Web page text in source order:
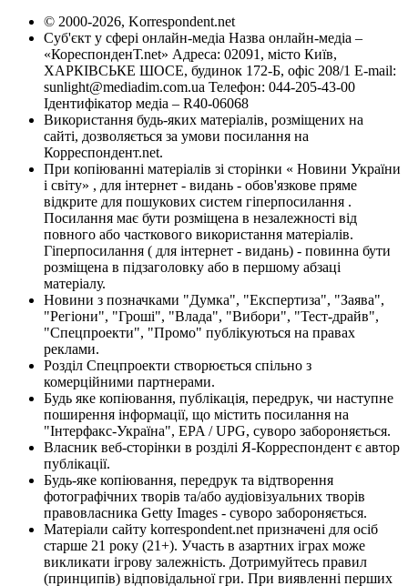
© 2000-2026, Korrespondent.net
Суб'єкт у сфері онлайн-медіа Назва онлайн-медіа –
«КореспонденТ.net» Адреса: 02091, місто Київ,
ХАРКІВСЬКЕ ШОСЕ, будинок 172-Б, офіс 208/1 E-mail:
sunlight@mediadim.com.ua Телефон: 044-205-43-00
Ідентифікатор медіа – R40-06068
Використання будь-яких матеріалів, розміщених на
сайті, дозволяється за умови посилання на
Корреспондент.net.
При копіюванні матеріалів зі сторінки « Новини України
і світу» , для інтернет - видань - обов'язкове пряме
відкрите для пошукових систем гіперпосилання .
Посилання має бути розміщена в незалежності від
повного або часткового використання матеріалів.
Гіперпосилання ( для інтернет - видань) - повинна бути
розміщена в підзаголовку або в першому абзаці
матеріалу.
Новини з позначками "Думка", "Експертиза", "Заява",
"Регіони", "Гроші", "Влада", "Вибори", "Тест-драйв",
"Спецпроекти", "Промо" публікуються на правах
реклами.
Розділ Спецпроекти створюється спільно з
комерційними партнерами.
Будь яке копіювання, публікація, передрук, чи наступне
поширення інформації, що містить посилання на
"Інтерфакс-Україна", EPA / UPG, суворо забороняється.
Власник веб-сторінки в розділі Я-Корреспондент є автор
публікації.
Будь-яке копіювання, передрук та відтворення
фотографічних творів та/або аудіовізуальних творів
правовласника Getty Images - суворо забороняється.
Матеріали сайту korrespondent.net призначені для осіб
старше 21 року (21+). Участь в азартних іграх може
викликати ігрову залежність. Дотримуйтесь правил
(принципів) відповідальної гри. При виявленні перших